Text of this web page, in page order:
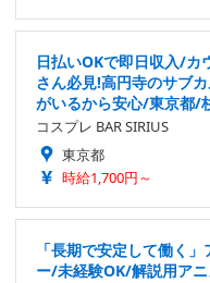
日払いOKで即日収入/カ
さん必見!高円寺のサブ
がいるから安心/東京都/
コスプレ BAR SIRIUS
東京都
時給1,700円～
「長期で安定して働く
ー/未経験OK/解説用ア